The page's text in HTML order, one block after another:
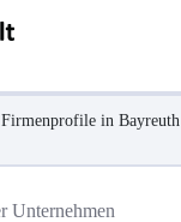
Firmenprofile in Bayreuth